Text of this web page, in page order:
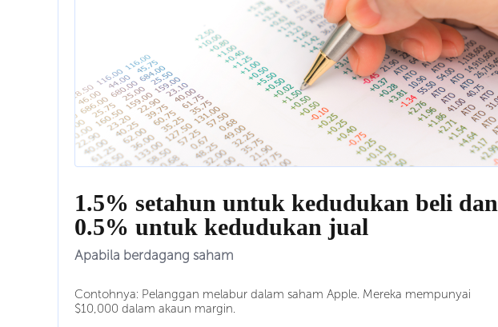
1.5% setahun untuk kedudukan beli dan
0.5% untuk kedudukan jual
Apabila berdagang saham
Contohnya: Pelanggan melabur dalam saham Apple. Mereka mempunyai
$10,000 dalam akaun margin.